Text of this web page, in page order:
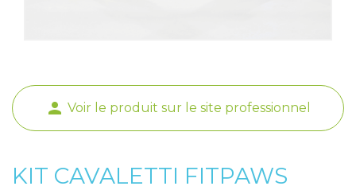
person Voir le produit sur le site professionnel
KIT CAVALETTI FITPAWS